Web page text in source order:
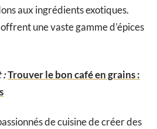
aux ingrédients exotiques.
une vaste gamme d’épices
:Trouver le bon café en grains :
de cuisine de créer des